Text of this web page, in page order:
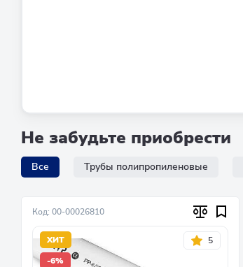
Не забудьте приобрести
Все Трубы полипропиленовые
Код: 00-00026810
ХИТ
-6%
5